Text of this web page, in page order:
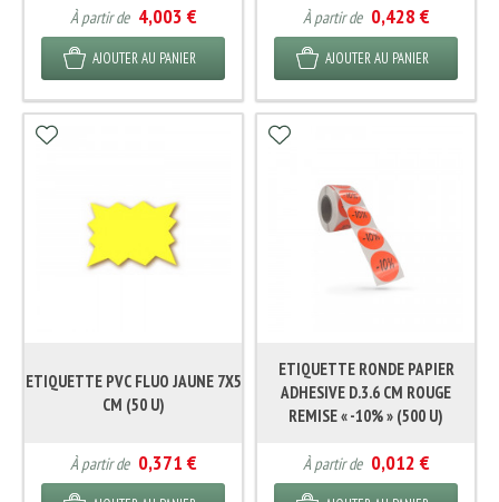
À partir de 4,003 €
AJOUTER AU PANIER
À partir de 0,428 €
AJOUTER AU PANIER
ETIQUETTE PVC FLUO JAUNE 7X5
CM (50 U)
À partir de 0,371 €
ETIQUETTE RONDE PAPIER
ADHESIVE D.3.6 CM ROUGE
REMISE « -10% » (500 U)
À partir de 0,012 €